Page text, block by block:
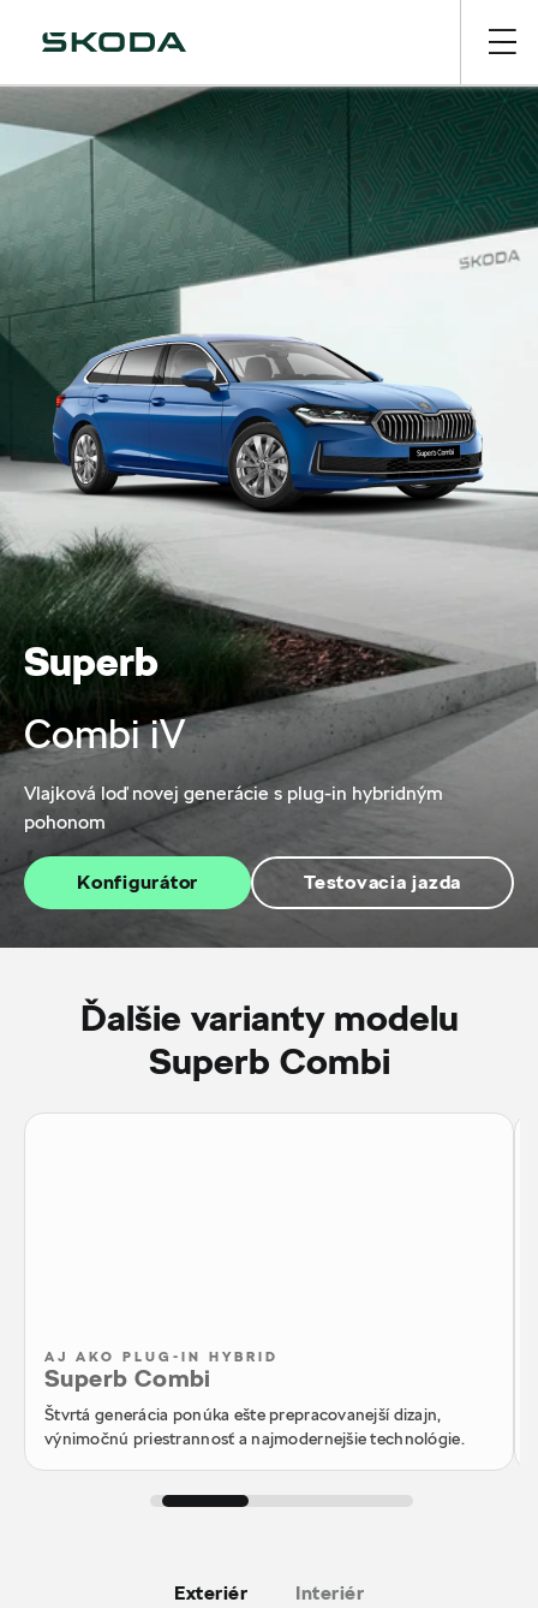
Superb
Combi iV
Vlajková loď novej generácie s plug-in hybridným
pohonom
Konfigurátor Testovacia jazda
Ďalšie varianty modelu
Superb Combi
AJ AKO PLUG-IN HYBRID
Superb Combi
Štvrtá generácia ponúka ešte prepracovanejší dizajn,
výnimočnú priestrannosť a najmodernejšie technológie.
Exteriér Interiér